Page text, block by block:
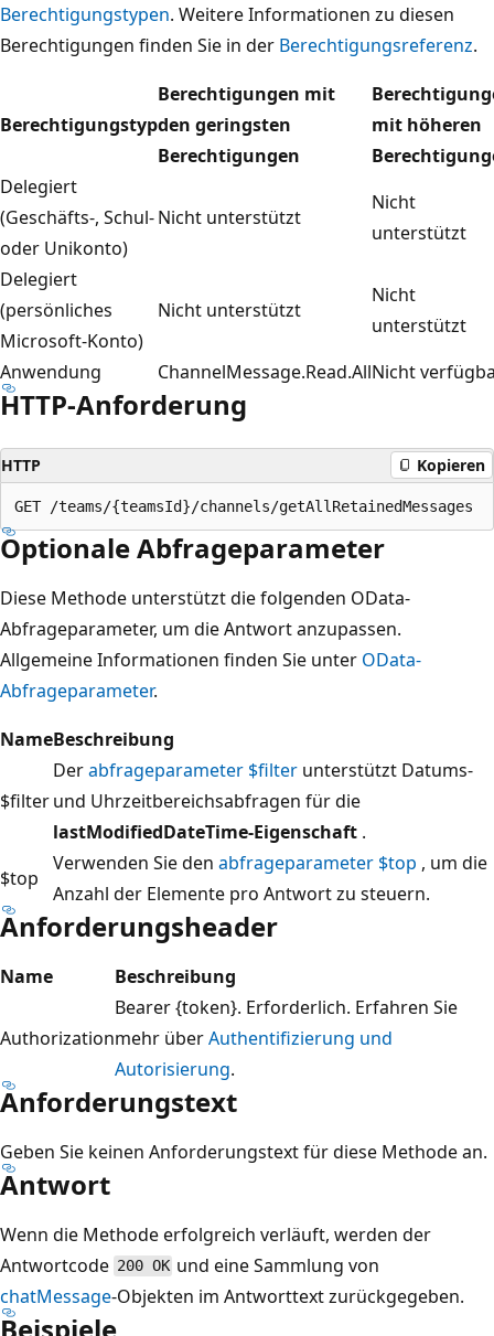
Berechtigungstypen. Weitere Informationen zu diesen
Berechtigungen finden Sie in der Berechtigungsreferenz.
Berechtigungstyp
Berechtigungen mit
den geringsten
Berechtigungen
mit höheren
Delegiert
(Geschäfts-, Schul-
oder Unikonto)
Nicht unterstützt
Nicht
unterstützt
Delegiert
(persönliches
Microsoft-Konto)
Nicht unterstützt
Nicht
unterstützt
Anwendung
ChannelMessage.Read.AllNicht
HTTP-Anforderung
HTTP Kopieren
Optionale Abfrageparameter
Diese Methode unterstützt die folgenden OData-
Abfrageparameter, um die Antwort anzupassen.
Allgemeine Informationen finden Sie unter OData-
Abfrageparameter.
NameBeschreibung
$filter
Derabfrageparameter $filter unterstützt Datums-
und Uhrzeitbereichsabfragen für die
lastModifiedDateTime-Eigenschaft .
$top
Verwenden Sie den abfrageparameter $top , um die
Anzahl der Elemente pro Antwort zu steuern.
Anforderungsheader
Name Beschreibung
Authorization
Bearer {token}. Erforderlich. Erfahren Sie
mehr überAuthentifizierung und
Autorisierung.
Anforderungstext
Geben Sie keinen Anforderungstext für diese Methode an.
Antwort
Wenn die Methode erfolgreich verläuft, werden der
Antwortcode 200 OK und eine Sammlung von
chatMessage-Objekten im Antworttext zurückgegeben.
Beispiele